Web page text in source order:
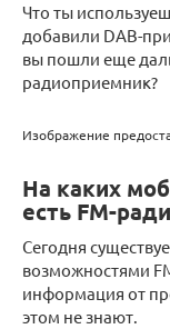
Что ты
добавили DAB-
вы пошли еще
радиоприемник?
Изображение
На каких
есть FM-
Сегодня
возможностями
информация от
этом не знают.